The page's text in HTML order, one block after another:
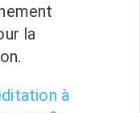
la
à